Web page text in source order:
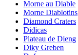
Morne au Diable
Morne Diablotins
Diamond Craters
Didicas
Plateau de Dieng
Diky Greben